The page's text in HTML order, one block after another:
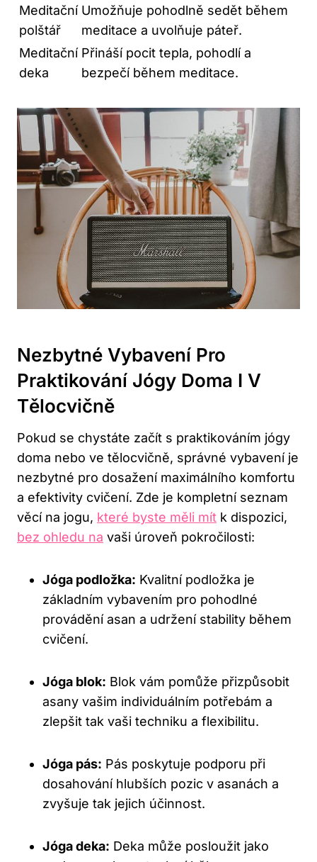
Meditační
polštář
Umožňuje pohodlně sedět během
meditace a uvolňuje páteř.
Meditační
deka
Přináší pocit tepla, pohodlí a
bezpečí během meditace.
Nezbytné Vybavení Pro
Praktikování Jógy Doma I V
Tělocvičně
Pokud se chystáte začít s praktikováním jógy
doma nebo ve tělocvičně, správné vybavení je
nezbytné pro dosažení maximálního komfortu
a efektivity cvičení. Zde je kompletní seznam
věcí na jogu, které byste měli mít k dispozici,
bez ohledu na vaši úroveň pokročilosti:
Jóga podložka: Kvalitní podložka je
základním vybavením pro pohodlné
provádění asan a udržení stability během
cvičení.
Jóga blok: Blok vám pomůže přizpůsobit
asany vašim individuálním potřebám a
zlepšit tak vaši techniku a flexibilitu.
Jóga pás: Pás poskytuje podporu při
dosahování hlubších pozic v asanách a
zvyšuje tak jejich účinnost.
Jóga deka: Deka může posloužit jako